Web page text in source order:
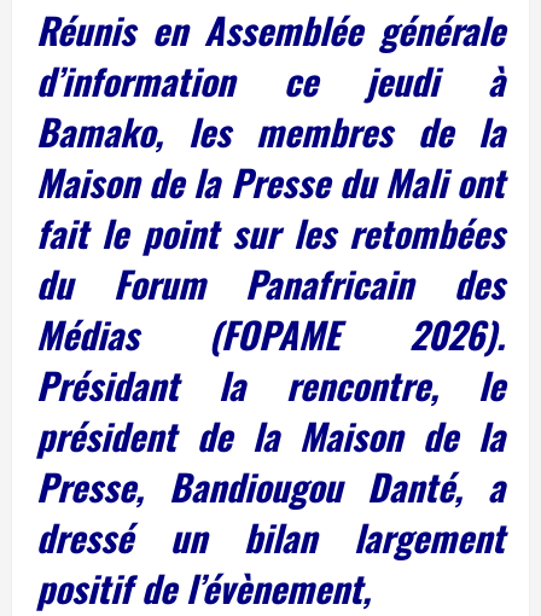
Réunis en Assemblée générale
d’information ce jeudi à
Bamako, les membres de la
Maison de la Presse du Mali ont
fait le point sur les retombées
du Forum Panafricain des
Médias (FOPAME 2026).
Présidant la rencontre, le
président de la Maison de la
Presse, Bandiougou Danté, a
dressé un bilan largement
positif de l’évènement,